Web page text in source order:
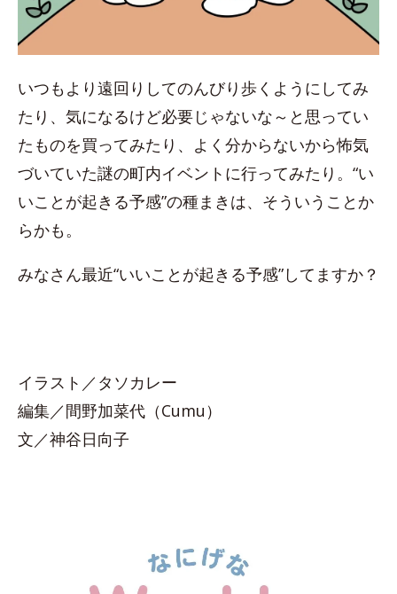
いつもより遠回りしてのんびり歩くようにしてみ
たり、気になるけど必要じゃないな～と思ってい
たものを買ってみたり、よく分からないから怖気
づいていた謎の町内イベントに行ってみたり。“い
いことが起きる予感”の種まきは、そういうことか
らかも。
みなさん最近“いいことが起きる予感”してますか？
イラスト／タソカレー
編集／間野加菜代（Cumu）
文／神谷日向子